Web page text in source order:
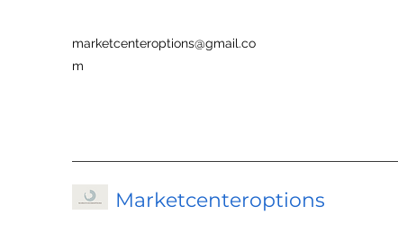
marketcenteroptions@gmail.co
m
Marketcenteroptions